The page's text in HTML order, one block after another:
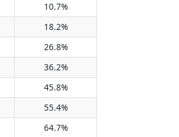
10.7%
18.2%
26.8%
36.2%
45.8%
55.4%
64.7%